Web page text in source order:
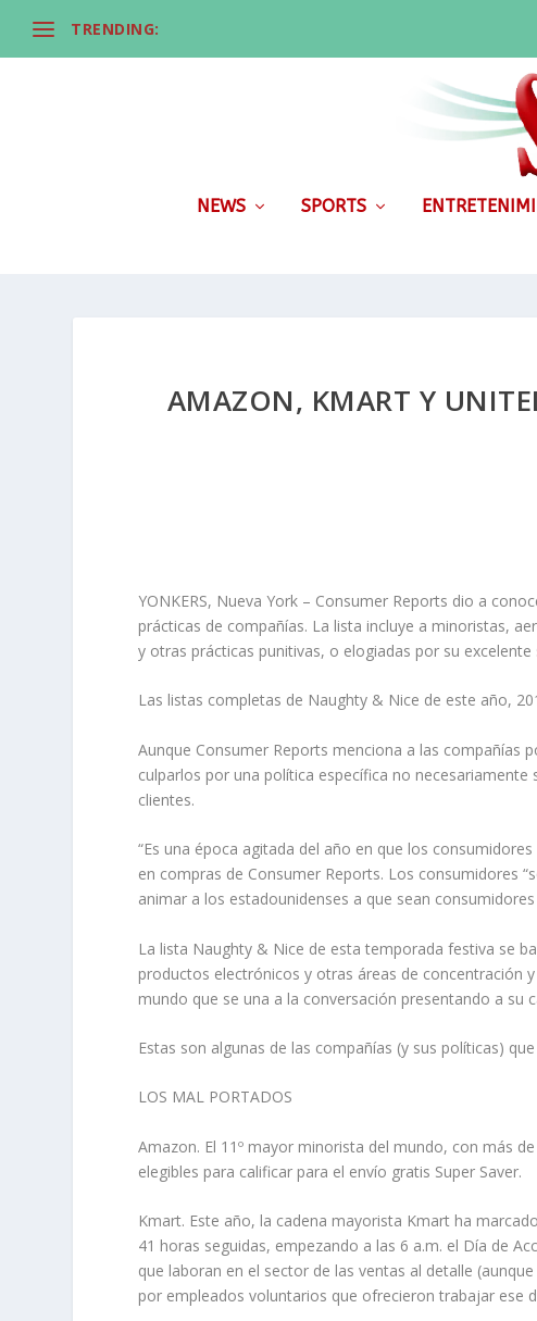
TRENDING:
NEWS SPORTS
AMAZON, KMART Y
YONKERS, Nueva York – Consumer Reports dio a
prácticas de compañías. La lista incluye a minoristas,
y otras prácticas punitivas, o elogiadas por su
Las listas completas de Naughty & Nice de este año,
Aunque Consumer Reports menciona a las
culparlos por una política específica no
clientes.
“Es una época agitada del año en que los
en compras de Consumer Reports. Los consumidores
animar a los estadounidenses a que sean
La lista Naughty & Nice de esta temporada festiva se
productos electrónicos y otras áreas de concentración
mundo que se una a la conversación presentando a su
Estas son algunas de las compañías (y sus políticas)
LOS MAL PORTADOS
Amazon. El 11º mayor minorista del mundo, con más
elegibles para calificar para el envío gratis Super Saver.
Kmart. Este año, la cadena mayorista Kmart ha
41 horas seguidas, empezando a las 6 a.m. el Día de
que laboran en el sector de las ventas al detalle
por empleados voluntarios que ofrecieron trabajar ese